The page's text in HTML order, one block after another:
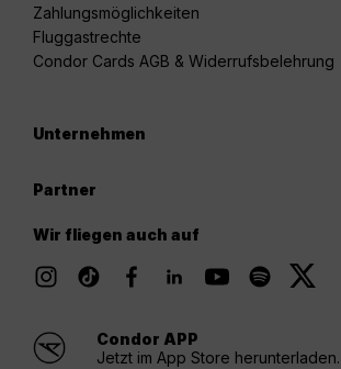
Zahlungsmöglichkeiten
Fluggastrechte
Condor Cards AGB & Widerrufsbelehrung
Unternehmen
Partner
Wir fliegen auch auf
Condor APP
Jetzt im App Store herunterladen.